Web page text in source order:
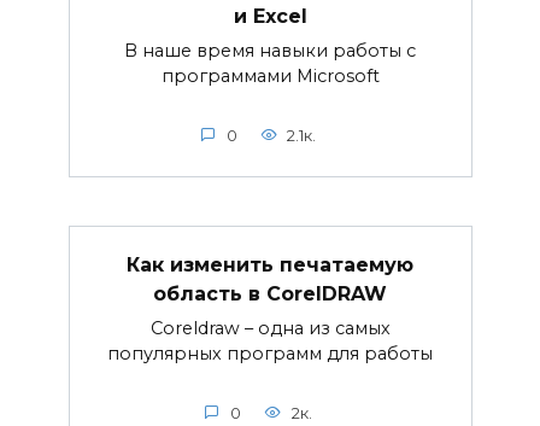
и Excel
В наше время навыки работы с
программами Microsoft
0 2.1к.
Как изменить печатаемую
область в CorelDRAW
Coreldraw – одна из самых
популярных программ для работы
0 2к.